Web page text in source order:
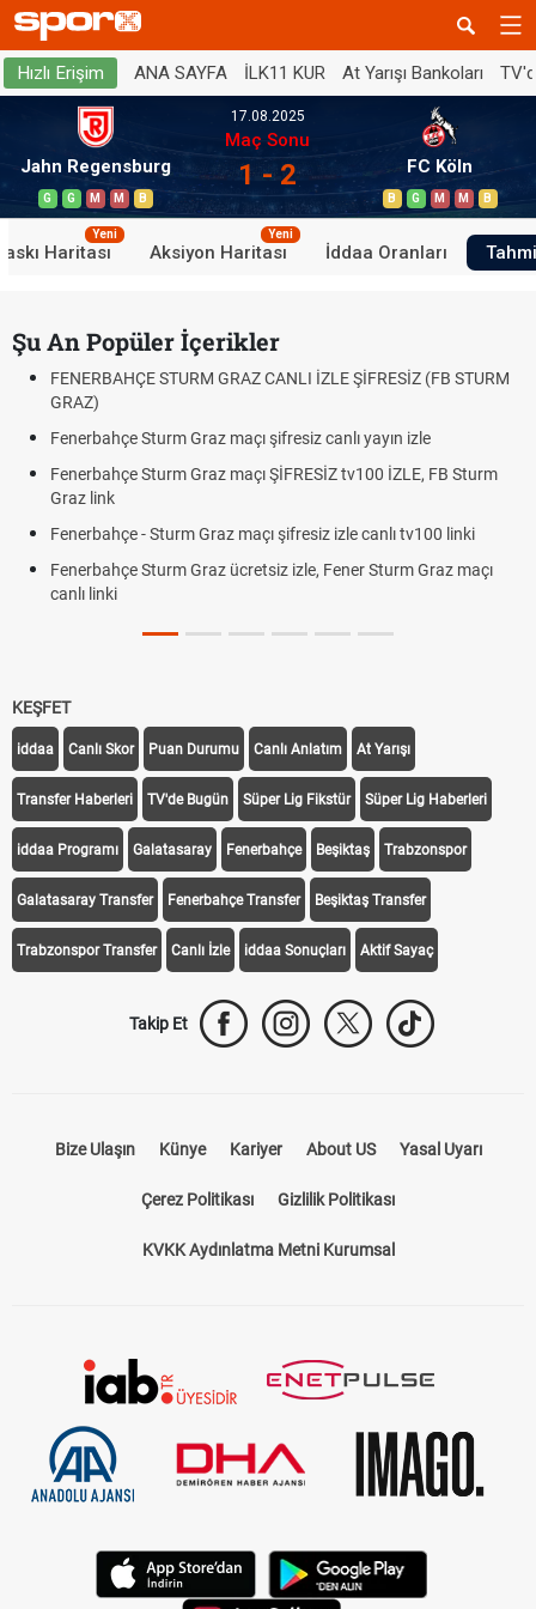
Hızlı Erişim ANA SAYFA İLK11 KUR At Yarışı Bankoları
Jahn Regensburg
G G M M B
17.08.2025
Maç Sonu
1 - 2 FC Köln
B G M M B
Haritası
Yeni
Aksiyon Haritası
Yeni
İddaa Oranları
Şu An Popüler İçerikler
FENERBAHÇE STURM GRAZ CANLI İZLE ŞİFRESİZ (FB STURM
GRAZ)
Fenerbahçe Sturm Graz maçı şifresiz canlı yayın izle
Fenerbahçe Sturm Graz maçı ŞİFRESİZ tv100 İZLE, FB Sturm
Graz link
Fenerbahçe - Sturm Graz maçı şifresiz izle canlı tv100 linki
Fenerbahçe Sturm Graz ücretsiz izle, Fener Sturm Graz maçı
canlı linki
KEŞFET
iddaa Canlı Skor Puan Durumu Canlı Anlatım At Yarışı
Transfer Haberleri TV'de Bugün Süper Lig Fikstür Süper Lig Haberleri
iddaa Programı Galatasaray Fenerbahçe Beşiktaş Trabzonspor
Galatasaray Transfer Fenerbahçe Transfer Beşiktaş Transfer
Trabzonspor Transfer Canlı İzle iddaa Sonuçları Aktif Sayaç
Takip Et
Bize Ulaşın Künye Kariyer About US Yasal Uyarı
Çerez Politikası Gizlilik Politikası
KVKK Aydınlatma Metni Kurumsal